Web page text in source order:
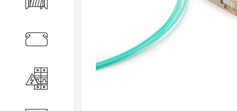
Кабеленесущие системы
Электротехническое